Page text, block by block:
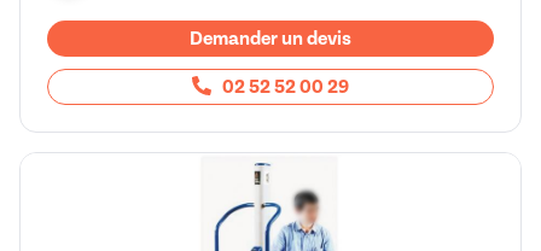
Demander un devis
02 52 52 00 29